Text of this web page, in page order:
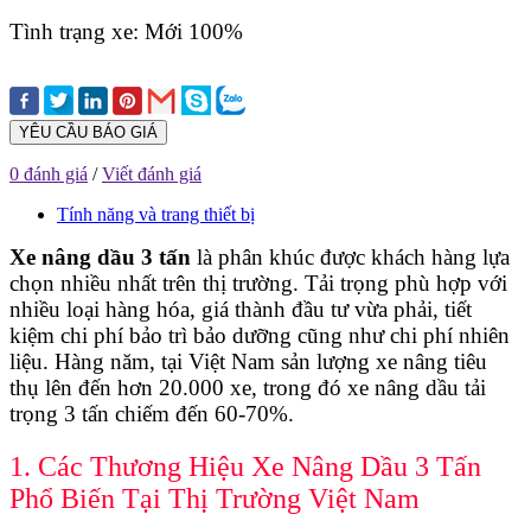
Tình trạng xe: Mới 100%
YÊU CẦU BÁO GIÁ
0 đánh giá /Viết đánh giá
Tính năng và trang thiết bị
Xe nâng dầu 3 tấn là phân khúc được khách hàng lựa
chọn nhiều nhất trên thị trường. Tải trọng phù hợp với
nhiều loại hàng hóa, giá thành đầu tư vừa phải, tiết
kiệm chi phí bảo trì bảo dưỡng cũng như chi phí nhiên
liệu. Hàng năm, tại Việt Nam sản lượng xe nâng tiêu
thụ lên đến hơn 20.000 xe, trong đó xe nâng dầu tải
trọng 3 tấn chiếm đến 60-70%.
1. Các Thương Hiệu Xe Nâng Dầu 3 Tấn
Phổ Biến Tại Thị Trường Việt Nam